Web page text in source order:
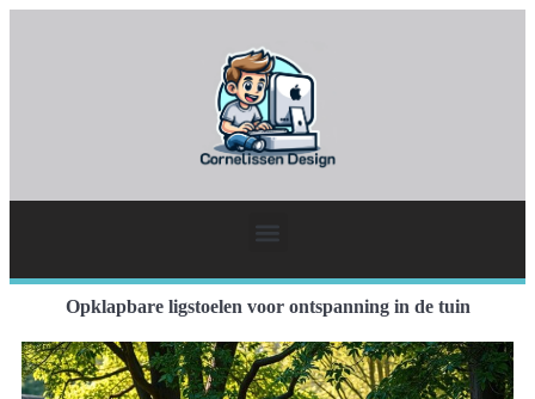
Opklapbare ligstoelen voor ontspanning in de tuin